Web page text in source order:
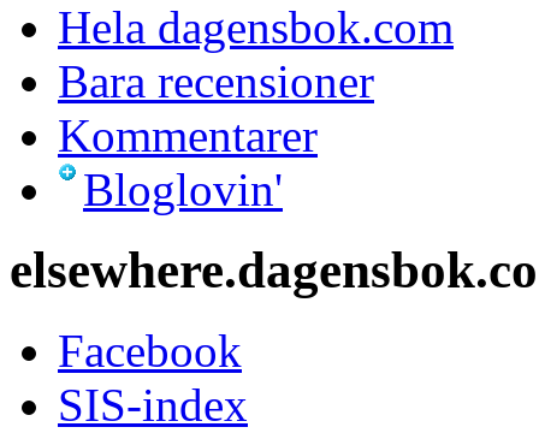
Hela dagensbok.com
Bara recensioner
Kommentarer
Bloglovin'
Facebook
SIS-index